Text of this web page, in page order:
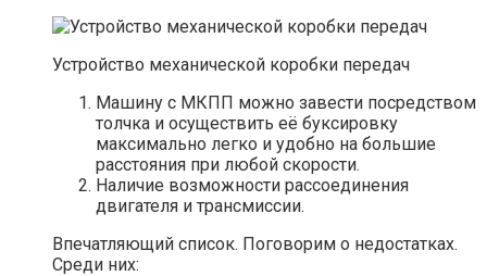
Устройство механической коробки передач
Машину с МКПП можно завести посредством
толчка и осуществить её буксировку
максимально легко и удобно на большие
расстояния при любой скорости.
Наличие возможности рассоединения
двигателя и трансмиссии.
Впечатляющий список. Поговорим о недостатках.
Среди них: